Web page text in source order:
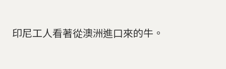
印尼工人看著從澳洲進口來的牛。